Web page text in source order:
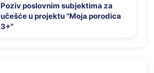
Poziv poslovnim subjektima za
učešće u projektu ''Moja porodica
3+''